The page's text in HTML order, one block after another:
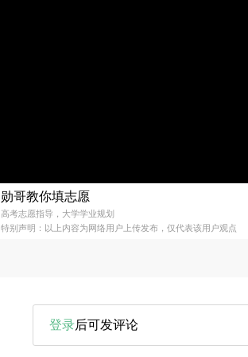
勋哥教你填志愿
高考志愿指导，大学学业规划
特别声明：以上内容为网络用户上传发布，仅代表该用户观点
登录后可发评论